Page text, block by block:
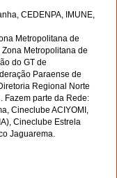
CEDENPA, IMUNE,
Metropolitana de
Metropolitana de
do GT de
Paraense de
Regional Norte
Fazem parte da Rede:
Cineclube ACIYOMI,
Cineclube Estrela
Jaguarema.